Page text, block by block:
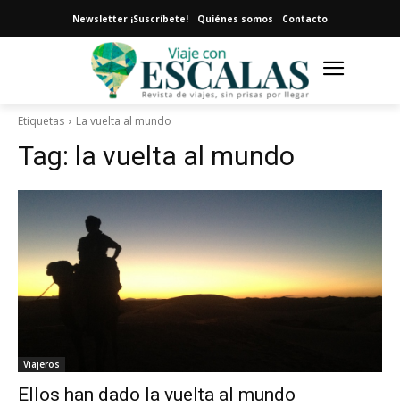
Newsletter ¡Suscríbete! Quiénes somos Contacto
Etiquetas La vuelta al mundo
Tag: la vuelta al mundo
Viajeros
Ellos han dado la vuelta al mundo